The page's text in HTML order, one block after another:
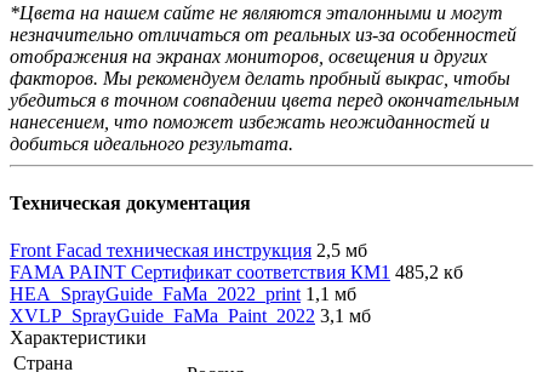
*Цвета на нашем сайте не являются эталонными и могут
незначительно отличаться от реальных из-за особенностей
отображения на экранах мониторов, освещения и других
факторов. Мы рекомендуем делать пробный выкрас, чтобы
убедиться в точном совпадении цвета перед окончательным
нанесением, что поможет избежать неожиданностей и
добиться идеального результата.
Техническая документация
Front Facad техническая инструкция 2,5 мб
FAMA PAINT Сертификат соответствия КМ1 485,2 кб
HEA_SprayGuide_FaMa_2022_print 1,1 мб
XVLP_SprayGuide_FaMa_Paint_2022 3,1 мб
Характеристики
Страна